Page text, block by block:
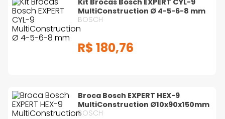
Kit Brocas Bosch EXPERT CYL-9
MultiConstruction Ø 4-5-6-8 mm
BOSCH
R$ 180,76
Broca Bosch EXPERT HEX-9
MultiConstruction Ø10x90x150mm
BOSCH